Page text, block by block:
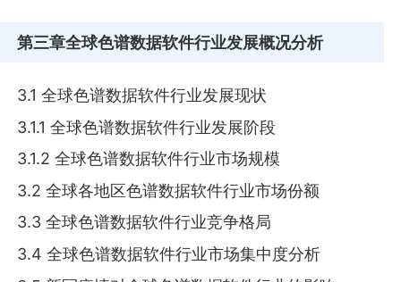
第三章全球色谱数据软件行业发展概况分析
3.1 全球色谱数据软件行业发展现状
3.1.1 全球色谱数据软件行业发展阶段
3.1.2 全球色谱数据软件行业市场规模
3.2 全球各地区色谱数据软件行业市场份额
3.3 全球色谱数据软件行业竞争格局
3.4 全球色谱数据软件行业市场集中度分析